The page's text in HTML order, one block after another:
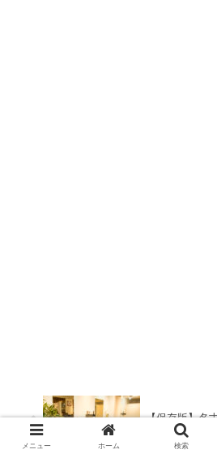
【保存版】名
すすめの美容
メニュー ホーム 検索